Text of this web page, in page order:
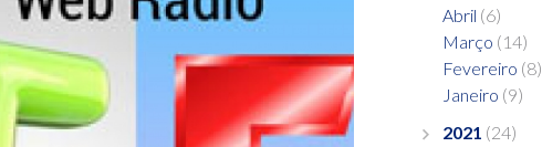
Abril (6)
Março (14)
Fevereiro (8)
Janeiro (9)
2021 (24)